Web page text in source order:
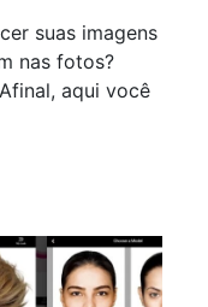
suas imagens
nas fotos?
aqui você